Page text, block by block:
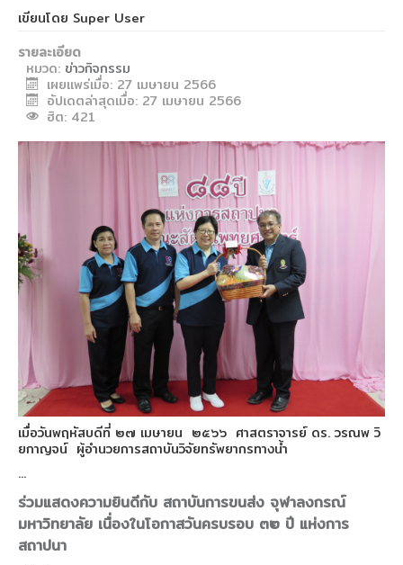
เขียนโดย Super User
รายละเอียด
หมวด: ข่าวกิจกรรม
เผยแพร่เมื่อ: 27 เมษายน 2566
อัปเดตล่าสุดเมื่อ: 27 เมษายน 2566
ฮิต: 421
เมื่อวันพฤหัสบดีที่ ๒๗ เมษายน ๒๕๖๖ ศาสตราจารย์ ดร. วรณพ วิ
ยกาญจน์ ผู้อำนวยการสถาบันวิจัยทรัพยากรทางน้ำ
...
ร่วมแสดงความยินดีกับ สถาบันการขนส่ง จุฬาลงกรณ์
มหาวิทยาลัย เนื่องในโอกาสวันครบรอบ ๓๒ ปี แห่งการ
สถาปนา